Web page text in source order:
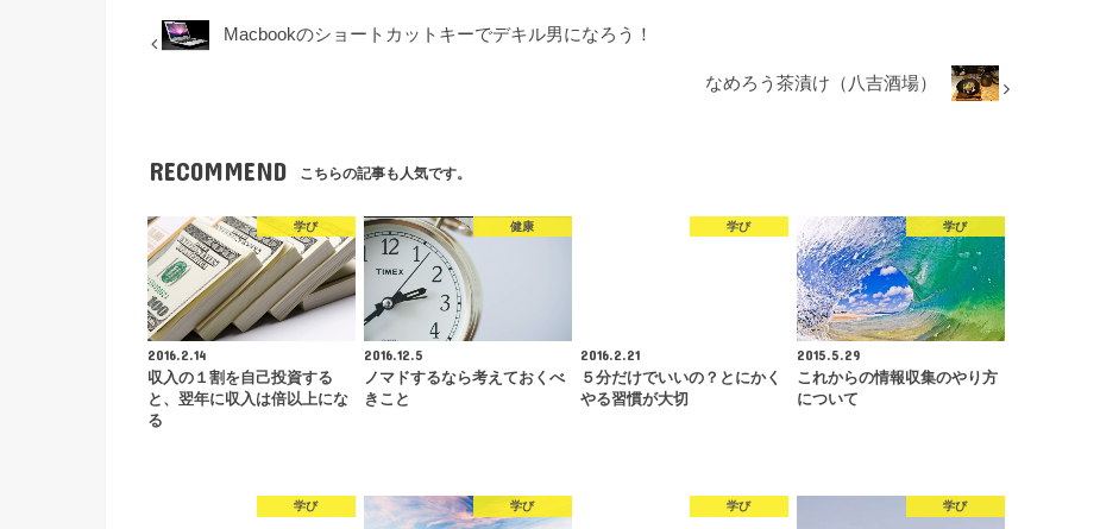
Macbookのショートカットキーでデキル男になろう！
なめろう茶漬け（八吉酒場）
RECOMMEND こちらの記事も人気です。
学び
2016.2.14
収入の１割を自己投資する
と、翌年に収入は倍以上にな
る
健康
2016.12.5
ノマドするなら考えておくべ
きこと
学び
2016.2.21
５分だけでいいの？とにかく
やる習慣が大切
学び
2015.5.29
これからの情報収集のやり方
について
学び 学び 学び 学び